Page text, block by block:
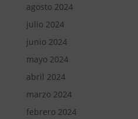
agosto 2024
julio 2024
junio 2024
mayo 2024
abril 2024
marzo 2024
febrero 2024